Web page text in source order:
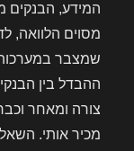
המידע,
מסוים הלוואה,
שמצבר
ההבדל בין
צורה ומאחר
מכיר אותי.